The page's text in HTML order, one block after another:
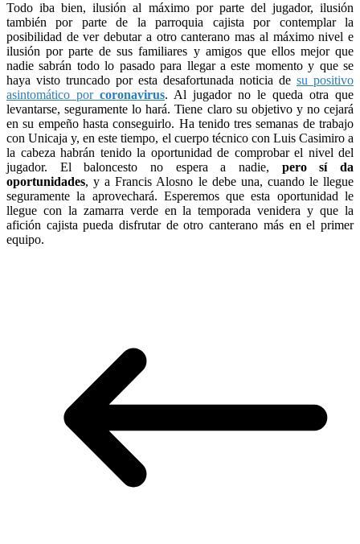
Todo iba bien, ilusión al máximo por parte del jugador, ilusión
también por parte de la parroquia cajista por contemplar la
posibilidad de ver debutar a otro canterano mas al máximo nivel e
ilusión por parte de sus familiares y amigos que ellos mejor que
nadie sabrán todo lo pasado para llegar a este momento y que se
haya visto truncado por esta desafortunada noticia de su positivo
asintomático por coronavirus. Al jugador no le queda otra que
levantarse, seguramente lo hará. Tiene claro su objetivo y no cejará
en su empeño hasta conseguirlo. Ha tenido tres semanas de trabajo
con Unicaja y, en este tiempo, el cuerpo técnico con Luis Casimiro a
la cabeza habrán tenido la oportunidad de comprobar el nivel del
jugador. El baloncesto no espera a nadie, pero sí da
oportunidades, y a Francis Alosno le debe una, cuando le llegue
seguramente la aprovechará. Esperemos que esta oportunidad le
llegue con la zamarra verde en la temporada venidera y que la
afición cajista pueda disfrutar de otro canterano más en el primer
equipo.